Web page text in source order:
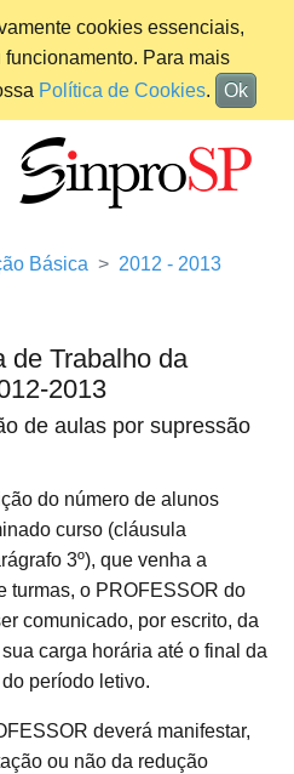
cookies essenciais,
Para mais
Política de Cookies. Ok
Básica
2012 - 2013
de Trabalho da
2013
de aulas por supressão
do número de alunos
curso (cláusula
3º), que venha a
turmas, o PROFESSOR do
comunicado, por escrito, da
carga horária até o final da
período letivo.
deverá manifestar,
ou não da redução